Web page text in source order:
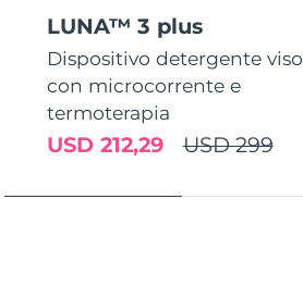
LUNA™ 3 plus
Dispositivo detergente viso
con microcorrente e
termoterapia
USD 299
USD 212,29